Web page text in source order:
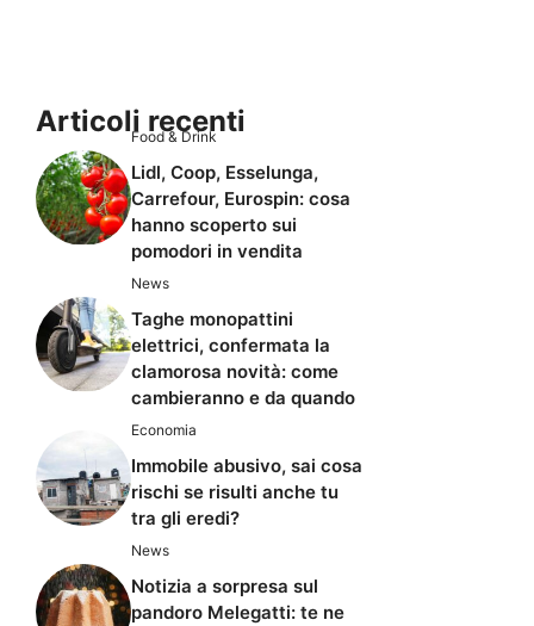
Articoli recenti
Food & Drink
Lidl, Coop, Esselunga,
Carrefour, Eurospin: cosa
hanno scoperto sui
pomodori in vendita
News
Taghe monopattini
elettrici, confermata la
clamorosa novità: come
cambieranno e da quando
Economia
Immobile abusivo, sai cosa
rischi se risulti anche tu
tra gli eredi?
News
Notizia a sorpresa sul
pandoro Melegatti: te ne